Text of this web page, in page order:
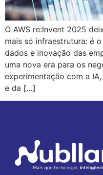
O AWS re:Invent 2025
mais só infraestrutura: é
dados e inovação das
uma nova era para os
experimentação com a
e da […]